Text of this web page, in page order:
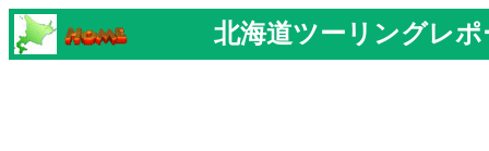
北海道ツーリングレ